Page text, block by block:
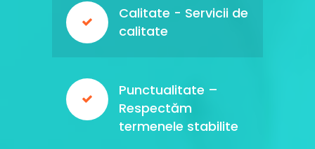
Calitate - Servicii de
calitate
Punctualitate –
Respectăm
termenele stabilite